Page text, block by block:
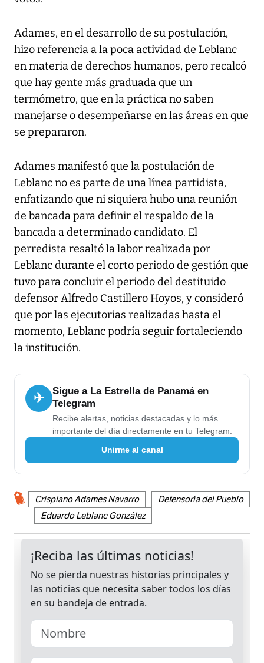
Adames, en el desarrollo de su postulación,
hizo referencia a la poca actividad de Leblanc
en materia de derechos humanos, pero recalcó
que hay gente más graduada que un
termómetro, que en la práctica no saben
manejarse o desempeñarse en las áreas en que
se prepararon.
Adames manifestó que la postulación de
Leblanc no es parte de una línea partidista,
enfatizando que ni siquiera hubo una reunión
de bancada para definir el respaldo de la
bancada a determinado candidato. El
perredista resaltó la labor realizada por
Leblanc durante el corto periodo de gestión que
tuvo para concluir el periodo del destituido
defensor Alfredo Castillero Hoyos, y consideró
que por las ejecutorias realizadas hasta el
momento, Leblanc podría seguir fortaleciendo
la institución.
✈
Sigue a La Estrella de Panamá en
Telegram
Recibe alertas, noticias destacadas y lo más
importante del día directamente en tu Telegram.
Unirme al canal
Crispiano Adames Navarro
Defensoría del Pueblo
Eduardo Leblanc González